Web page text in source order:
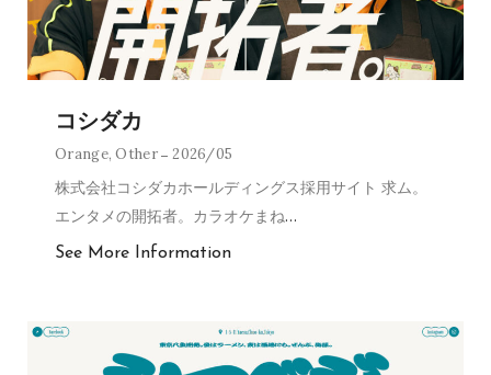
コシダカ
Orange,Other 2026/05
株式会社コシダカホールディングス採用サイト 求ム。
エンタメの開拓者。カラオケまね…
See More Information